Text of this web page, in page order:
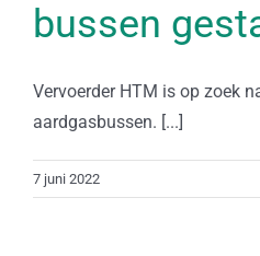
bussen
Vervoerder HTM is op zoek
aardgasbussen. [...]
7 juni 2022